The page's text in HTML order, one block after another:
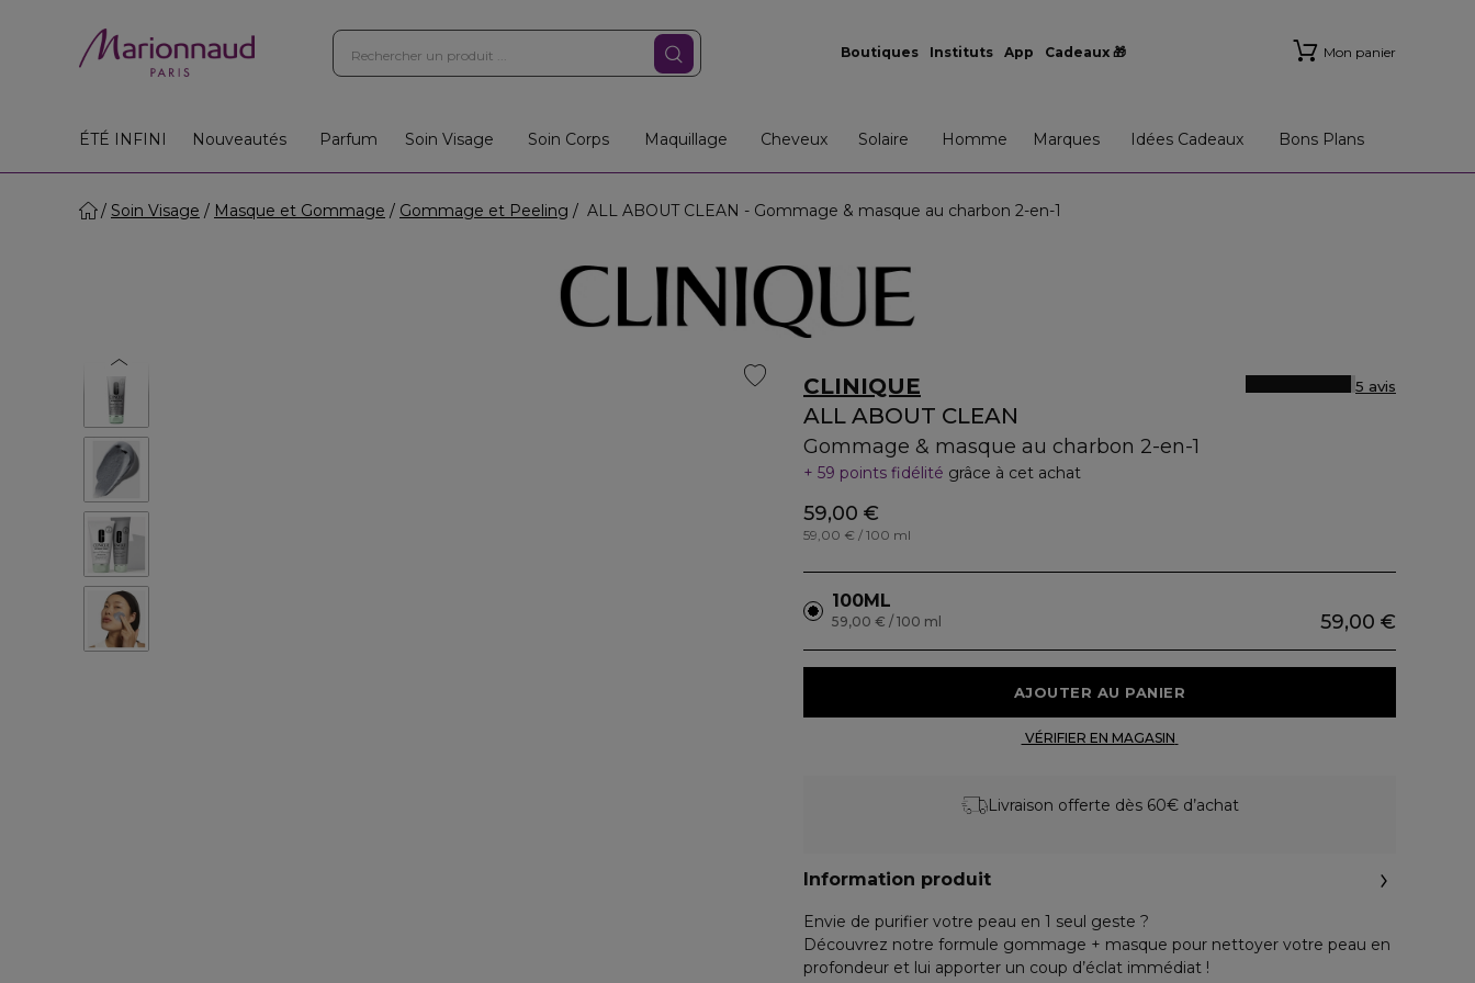
Boutiques Instituts App Cadeaux 🎁 Mon panier
ÉTÉ INFINI Nouveautés Parfum Soin Visage Soin Corps Maquillage Cheveux Solaire Homme Marques Idées Cadeaux Bons Plans
Soin Visage Masque et Gommage Gommage et Peeling ALL ABOUT CLEAN - Gommage & masque au charbon 2-en-1
CLINIQUE
ALL ABOUT CLEAN
Gommage & masque au charbon 2-en-1
5 avis
59 points fidélité grâce à cet achat
59,00 €
59,00 € / 100 ml
100ML
59,00 €
59,00 € / 100 ml
Livraison offerte dès 60€ d’achat
Information produit
Envie de purifier votre peau en 1 seul geste ?
Découvrez notre formule gommage + masque pour nettoyer votre peau en
profondeur et lui apporter un coup d’éclat immédiat !